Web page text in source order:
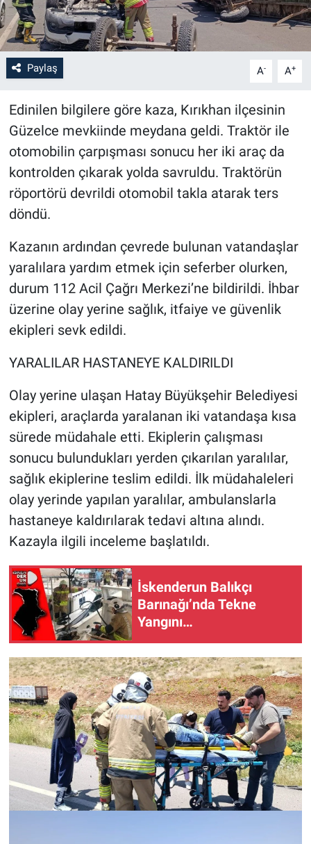
Paylaş A- A+
Edinilen bilgilere göre kaza, Kırıkhan ilçesinin
Güzelce mevkiinde meydana geldi. Traktör ile
otomobilin çarpışması sonucu her iki araç da
kontrolden çıkarak yolda savruldu. Traktörün
röportörü devrildi otomobil takla atarak ters
döndü.
Kazanın ardından çevrede bulunan vatandaşlar
yaralılara yardım etmek için seferber olurken,
durum 112 Acil Çağrı Merkezi’ne bildirildi. İhbar
üzerine olay yerine sağlık, itfaiye ve güvenlik
ekipleri sevk edildi.
YARALILAR HASTANEYE KALDIRILDI
Olay yerine ulaşan Hatay Büyükşehir Belediyesi
ekipleri, araçlarda yaralanan iki vatandaşa kısa
sürede müdahale etti. Ekiplerin çalışması
sonucu bulundukları yerden çıkarılan yaralılar,
sağlık ekiplerine teslim edildi. İlk müdahaleleri
olay yerinde yapılan yaralılar, ambulanslarla
hastaneye kaldırılarak tedavi altına alındı.
Kazayla ilgili inceleme başlatıldı.
İskenderun Balıkçı
Barınağı’nda Tekne
Yangını…